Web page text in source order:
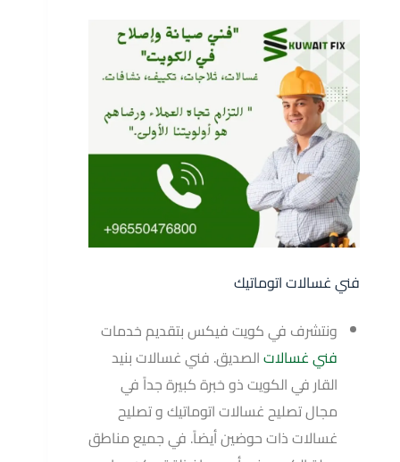
فني غسالات اتوماتيك
ونتشرف في كويت فيكس بتقديم خدمات
فني غسالاتالصديق. فني غسالات بنيد
القار في الكويت ذو خبرة كبيرة جداً في
مجال تصليح غسالات اتوماتيك و تصليح
غسالات ذات حوضين أيضاً. في جميع مناطق